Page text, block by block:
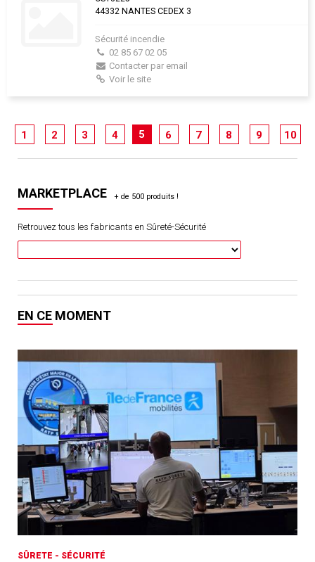
44332 NANTES CEDEX 3
Sécurité incendie
02 85 67 02 05
Contacter par email
Voir le site
1 2 3 4 5 6 7 8 9 10
MARKETPLACE
Retrouvez tous les fabricants en Sûreté-Sécurité
EN CE MOMENT
SÛRETE - SÉCURITÉ